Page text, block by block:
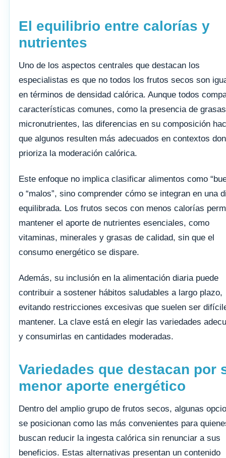
El equilibrio entre calorías y
nutrientes
Uno de los aspectos centrales que destacan los
especialistas es que no todos los frutos secos son
en términos de densidad calórica. Aunque todos
características comunes, como la presencia de
micronutrientes, las diferencias en su composición
que algunos resulten más adecuados en contextos
prioriza la moderación calórica.
Este enfoque no implica clasificar alimentos como
o “malos”, sino comprender cómo se integran en una
equilibrada. Los frutos secos con menos calorías
mantener el aporte de nutrientes esenciales, como
vitaminas, minerales y grasas de calidad, sin que el
consumo energético se dispare.
Además, su inclusión en la alimentación diaria puede
contribuir a sostener hábitos saludables a largo plazo,
evitando restricciones excesivas que suelen ser
mantener. La clave está en elegir las variedades
y consumirlas en cantidades moderadas.
Variedades que destacan por
menor aporte energético
Dentro del amplio grupo de frutos secos, algunas
se posicionan como las más convenientes para
buscan reducir la ingesta calórica sin renunciar a sus
beneficios. Estas alternativas presentan un contenido